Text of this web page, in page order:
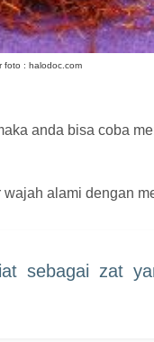
foto : halodoc.com
anda bisa coba
alami dengan
sebagai zat